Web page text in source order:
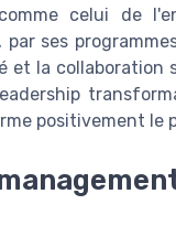
celui de
par ses
et la collaboration
positivement le